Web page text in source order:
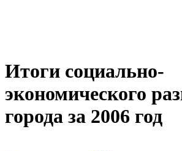
Итоги социально-
экономического
города за 2006 год